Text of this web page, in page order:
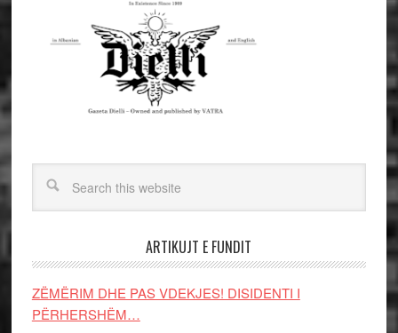
ARTIKUJT E FUNDIT
ZËMËRIM DHE PAS VDEKJES! DISIDENTI I
PËRHERSHËM…